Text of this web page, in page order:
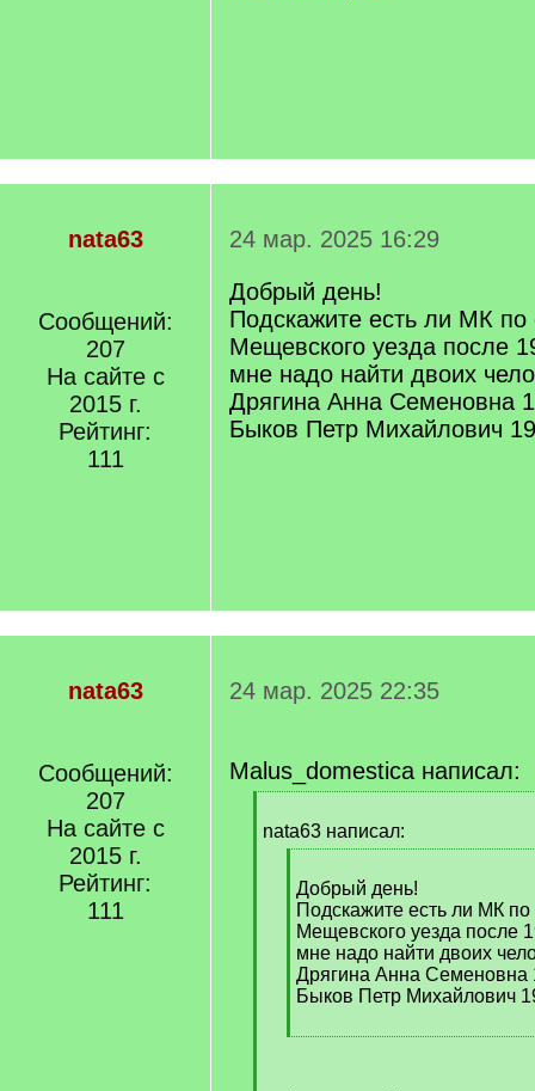
nata63
Сообщений:
207
На сайте с
2015 г.
Рейтинг:
111
24 мар. 2025 16:29
Добрый день!
Подскажите есть ли МК
Мещевского уезда после
мне надо найти двоих
Дрягина Анна Семеновна
Быков Петр Михайлович
nata63
Сообщений:
207
На сайте с
2015 г.
Рейтинг:
111
24 мар. 2025 22:35
Malus_domestica написал:
q
nata63 написал:
q
]
Добрый день!
Подскажите есть ли МК
Мещевского уезда после
мне надо найти двоих
Дрягина Анна Семеновна
Быков Петр Михайлович
[